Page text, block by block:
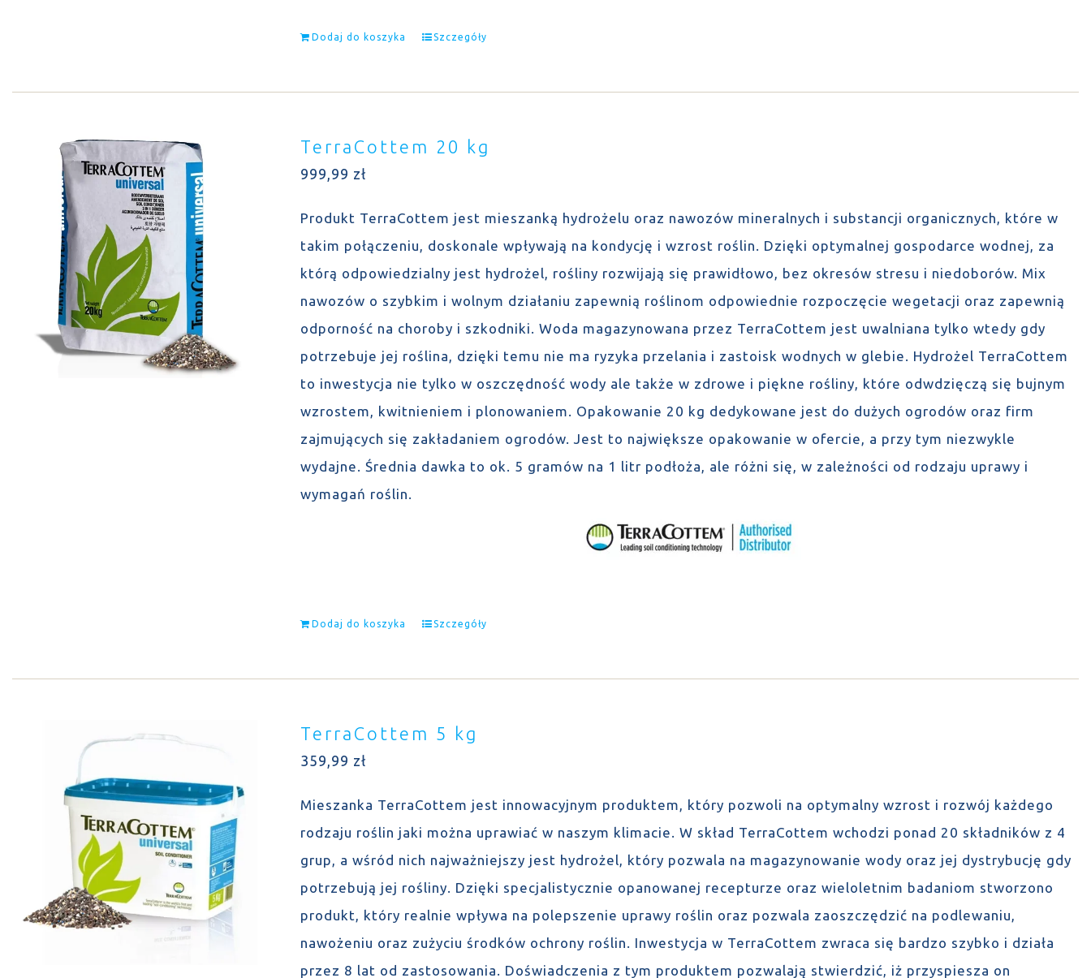
Dodaj do koszyka Szczegóły
TerraCottem 20 kg
999,99 zł
Produkt TerraCottem jest mieszanką hydrożelu oraz nawozów mineralnych i substancji organicznych, które w
takim połączeniu, doskonale wpływają na kondycję i wzrost roślin. Dzięki optymalnej gospodarce wodnej, za
którą odpowiedzialny jest hydrożel, rośliny rozwijają się prawidłowo, bez okresów stresu i niedoborów. Mix
nawozów o szybkim i wolnym działaniu zapewnią roślinom odpowiednie rozpoczęcie wegetacji oraz zapewnią
odporność na choroby i szkodniki. Woda magazynowana przez TerraCottem jest uwalniana tylko wtedy gdy
potrzebuje jej roślina, dzięki temu nie ma ryzyka przelania i zastoisk wodnych w glebie. Hydrożel TerraCottem
to inwestycja nie tylko w oszczędność wody ale także w zdrowe i piękne rośliny, które odwdzięczą się bujnym
wzrostem, kwitnieniem i plonowaniem. Opakowanie 20 kg dedykowane jest do dużych ogrodów oraz firm
zajmujących się zakładaniem ogrodów. Jest to największe opakowanie w ofercie, a przy tym niezwykle
wydajne. Średnia dawka to ok. 5 gramów na 1 litr podłoża, ale różni się, w zależności od rodzaju uprawy i
wymagań roślin.
Dodaj do koszyka Szczegóły
TerraCottem 5 kg
359,99 zł
Mieszanka TerraCottem jest innowacyjnym produktem, który pozwoli na optymalny wzrost i rozwój każdego
rodzaju roślin jaki można uprawiać w naszym klimacie. W skład TerraCottem wchodzi ponad 20 składników z 4
grup, a wśród nich najważniejszy jest hydrożel, który pozwala na magazynowanie wody oraz jej dystrybucję gdy
potrzebują jej rośliny. Dzięki specjalistycznie opanowanej recepturze oraz wieloletnim badaniom stworzono
produkt, który realnie wpływa na polepszenie uprawy roślin oraz pozwala zaoszczędzić na podlewaniu,
nawożeniu oraz zużyciu środków ochrony roślin. Inwestycja w TerraCottem zwraca się bardzo szybko i działa
przez 8 lat od zastosowania. Doświadczenia z tym produktem pozwalają stwierdzić, iż przyspiesza on